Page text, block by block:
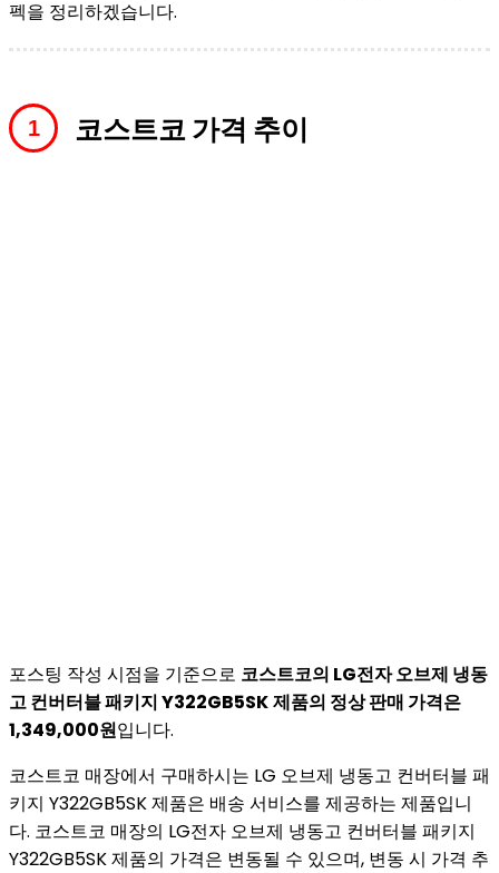
펙을 정리하겠습니다.
코스트코 가격 추이
포스팅 작성 시점을 기준으로 코스트코의 LG전자 오브제 냉동
고 컨버터블 패키지 Y322GB5SK제품의 정상 판매 가격은
1,349,000원입니다.
코스트코 매장에서 구매하시는 LG 오브제 냉동고 컨버터블 패
키지 Y322GB5SK 제품은 배송 서비스를 제공하는 제품입니
다. 코스트코 매장의 LG전자 오브제 냉동고 컨버터블 패키지
Y322GB5SK 제품의 가격은 변동될 수 있으며, 변동 시 가격 추